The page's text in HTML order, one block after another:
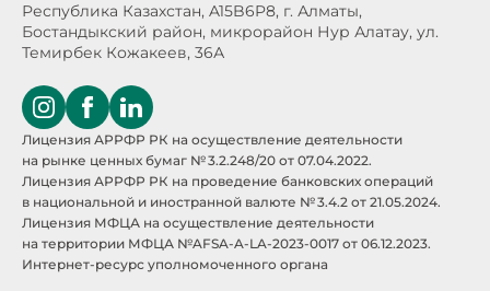
Республика Казахстан, A15B6P8, г. Алматы,
Бостандыкский район, микрорайон Нур Алатау, ул.
Темирбек Кожакеев, 36А
Лицензия АРРФР РК на осуществление деятельности
на рынке ценных бумаг № 3.2.248/20 от 07.04.2022.
Лицензия АРРФР РК на проведение банковских операций
в национальной и иностранной валюте № 3.4.2 от 21.05.2024.
Лицензия МФЦА на осуществление деятельности
на территории МФЦА №AFSA-A-LA-2023-0017 от 06.12.2023.
Интернет-ресурс уполномоченного органа